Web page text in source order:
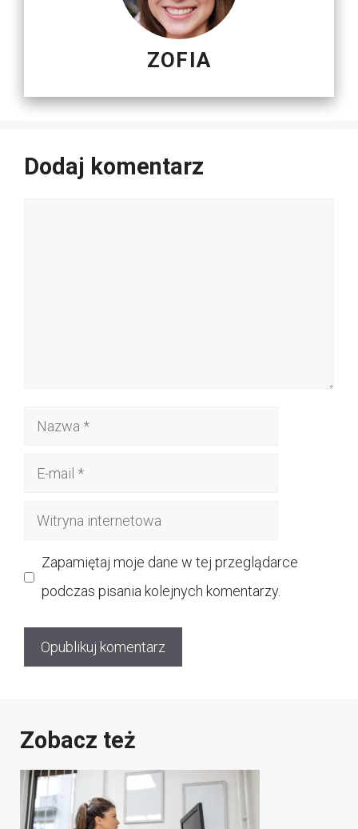
ZOFIA
Dodaj komentarz
Nazwa
Witryna
Zapamiętaj moje dane w tej przeglądarce
podczas pisania kolejnych komentarzy.
Zobacz też